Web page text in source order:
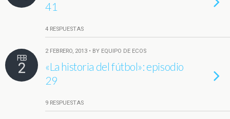
41
4 RESPUESTAS
FEB
2
2 FEBRERO, 2013 • BY EQUIPO DE ECOS
«La historia del fútbol»: episodio
29
9 RESPUESTAS